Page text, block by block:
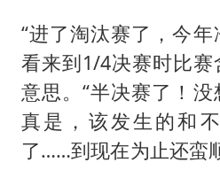
“进了淘汰赛了，今年
看来到1/4决赛时比
意思。“半决赛了！
真是，该发生的和
了……到现在为止还蛮